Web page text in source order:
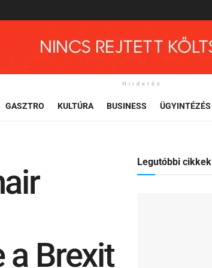
Hirdetés
GASZTRO KULTÚRA BUSINESS ÜGYINTÉZÉS
Brexit
Legutóbbi cikkek